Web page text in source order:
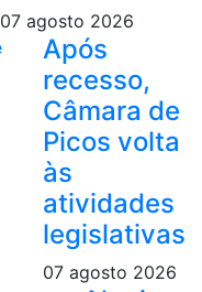
07 agosto 2026
Após
recesso,
Câmara de
Picos volta
às
atividades
legislativas
07 agosto 2026